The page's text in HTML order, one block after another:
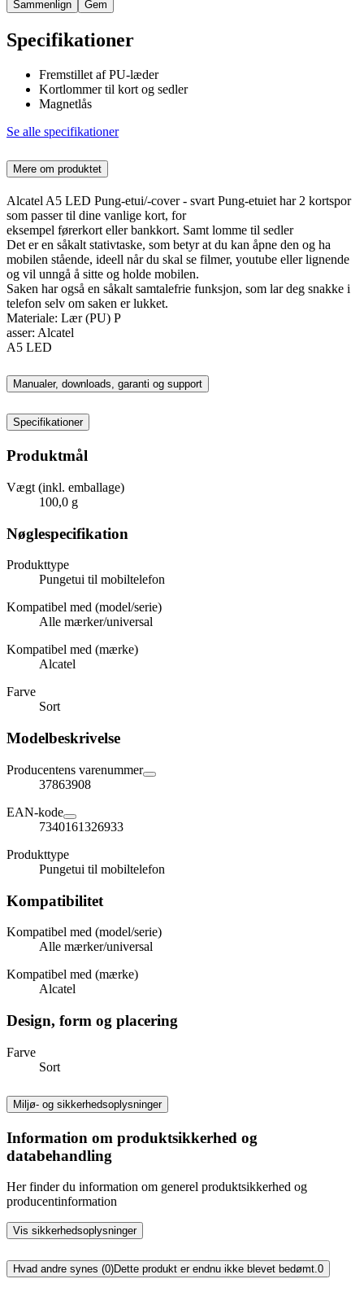
Sammenlign Gem
Specifikationer
Fremstillet af PU-læder
Kortlommer til kort og sedler
Magnetlås
Se alle specifikationer
Mere om produktet
Alcatel A5 LED Pung-etui/-cover - svart Pung-etuiet har 2 kortspor
som passer til dine vanlige kort, for
eksempel førerkort eller bankkort. Samt lomme til sedler
Det er en såkalt stativtaske, som betyr at du kan åpne den og ha
mobilen stående, ideell når du skal se filmer, youtube eller lignende
og vil unngå å sitte og holde mobilen.
Saken har også en såkalt samtalefrie funksjon, som lar deg snakke i
telefon selv om saken er lukket.
Materiale: Lær (PU) P
asser: Alcatel
A5 LED
Manualer, downloads, garanti og support
Specifikationer
Produktmål
Vægt (inkl. emballage)
100,0 g
Nøglespecifikation
Produkttype
Pungetui til mobiltelefon
Kompatibel med (model/serie)
Alle mærker/universal
Kompatibel med (mærke)
Alcatel
Farve
Sort
Modelbeskrivelse
Producentens varenummer
37863908
EAN-kode
7340161326933
Produkttype
Pungetui til mobiltelefon
Kompatibilitet
Kompatibel med (model/serie)
Alle mærker/universal
Kompatibel med (mærke)
Alcatel
Design, form og placering
Farve
Sort
Miljø- og sikkerhedsoplysninger
Information om produktsikkerhed og
databehandling
Her finder du information om generel produktsikkerhed og
producentinformation
Vis sikkerhedsoplysninger
Hvad andre synes (0)Dette produkt er endnu ikke blevet bedømt.0